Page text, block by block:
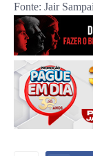
Fonte: Jair